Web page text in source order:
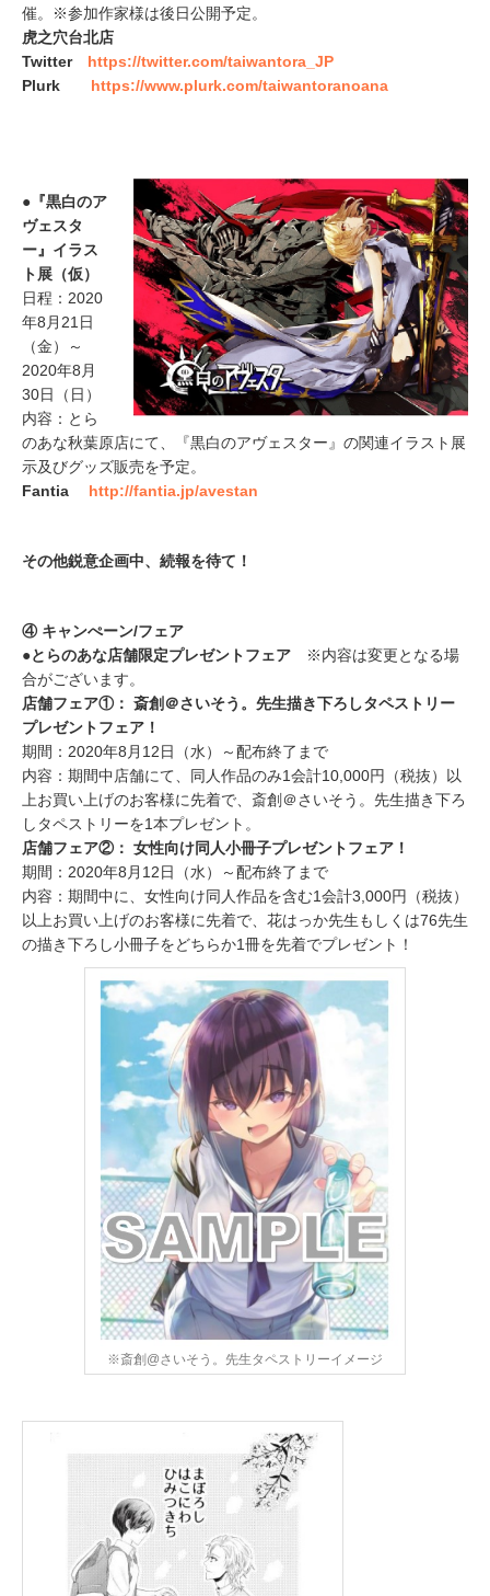
催。※参加作家様は後日公開予定。
虎之穴台北店
Twitter https://twitter.com/taiwantora_JP
Plurk https://www.plurk.com/taiwantoranoana
●『黒白のア
ヴェスタ
ー』イラス
ト展（仮）
日程：2020
年8月21日
（金）～
2020年8月
30日（日）
内容：とら
のあな秋葉原店にて、『黒白のアヴェスター』の関連イラスト展
示及びグッズ販売を予定。
Fantia http://fantia.jp/avestan
その他鋭意企画中、続報を待て！
④ キャンぺーン/フェア
●とらのあな店舗限定プレゼントフェア
※内容は変更となる場
合がございます。
店舗フェア①： 斎創＠さいそう。先生描き下ろしタペストリー
プレゼントフェア！
期間：2020年8月12日（水）～配布終了まで
内容：期間中店舗にて、同人作品のみ1会計10,000円（税抜）以
上お買い上げのお客様に先着で、斎創＠さいそう。先生描き下ろ
しタペストリーを1本プレゼント。
店舗フェア②： 女性向け同人小冊子プレゼントフェア！
期間：2020年8月12日（水）～配布終了まで
内容：期間中に、女性向け同人作品を含む1会計3,000円（税抜）
以上お買い上げのお客様に先着で、花はっか先生もしくは76先生
の描き下ろし小冊子をどちらか1冊を先着でプレゼント！
※斎創@さいそう。先生タペストリーイメージ